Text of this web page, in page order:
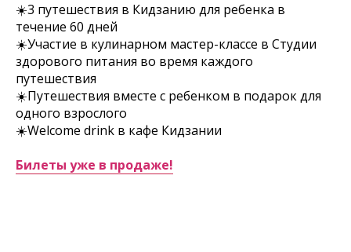
☀️3 путешествия в Кидзанию для ребенка в
течение 60 дней
☀️Участие в кулинарном мастер-классе в Студии
здорового питания во время каждого
путешествия
☀️Путешествия вместе с ребенком в подарок для
одного взрослого
☀️Welcome drink в кафе Кидзании
Билеты уже в продаже!